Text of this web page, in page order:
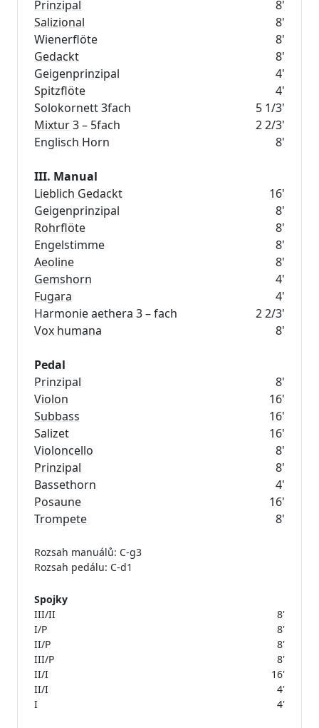
Prinzipal
8'
Salizional
8'
Wienerflöte
8'
Gedackt
8'
Geigenprinzipal
4'
Spitzflöte
4'
Solokornett 3fach
5 1/3'
Mixtur3 – 5fach
2 2/3'
Englisch Horn
8'
III. Manual
Lieblich Gedackt
16'
Geigenprinzipal
8'
Rohrflöte
8'
Engelstimme
8'
Aeoline
8'
Gemshorn
4'
Fugara
4'
Harmonie aethera 3 – fach
2 2/3'
Vox humana
8'
Pedal
Prinzipal
8'
Violon
16'
Subbass
16'
Salizet
16'
Violoncello
8'
Prinzipal
8'
Bassethorn
4'
Posaune
16'
Trompete
8'
Rozsah manuálů: C-g3
Rozsah pedálu: C-d1
Spojky
III/II
8'
I/P
8'
II/P
8'
III/P
8'
II/I
16'
II/I
4'
I
4'